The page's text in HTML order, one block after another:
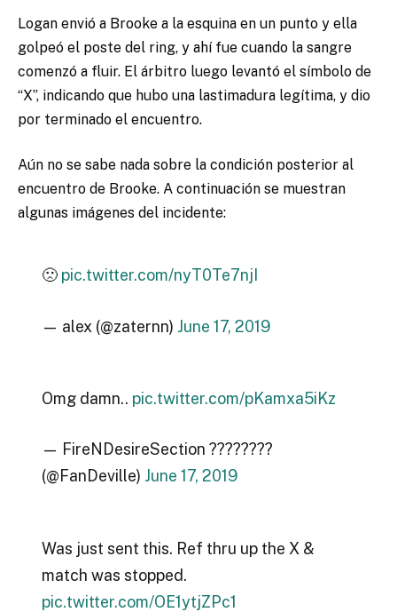
Logan envió a Brooke a la esquina en un punto y ella
golpeó el poste del ring, y ahí fue cuando la sangre
comenzó a fluir. El árbitro luego levantó el símbolo de
“X”, indicando que hubo una lastimadura legítima, y dio
por terminado el encuentro.
Aún no se sabe nada sobre la condición posterior al
encuentro de Brooke. A continuación se muestran
algunas imágenes del incidente:
🙁 pic.twitter.com/nyT0Te7njI
— alex (@zaternn) June 17, 2019
Omg damn.. pic.twitter.com/pKamxa5iKz
— FireNDesireSection ????????
(@FanDeville) June 17, 2019
Was just sent this. Ref thru up the X &
match was stopped.
pic.twitter.com/OE1ytjZPc1